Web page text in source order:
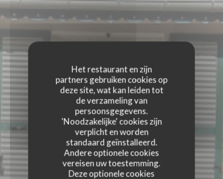
Het restaurant en zijn
partners gebruiken cookies op
deze site, wat kan leiden tot
de verzameling van
persoonsgegevens.
'Noodzakelijke' cookies zijn
verplicht en worden
standaard geïnstalleerd.
Andere optionele cookies
vereisen uw toestemming.
Deze optionele cookies